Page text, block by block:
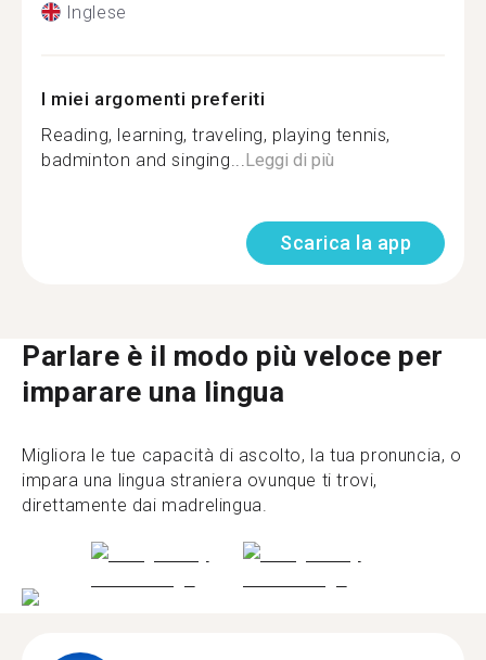
Inglese
I miei argomenti preferiti
Reading, learning, traveling, playing tennis,
badminton and singing... Leggi di più
Scarica la app
Parlare è il modo più veloce per
imparare una lingua
Migliora le tue capacità di ascolto, la tua pronuncia, o
impara una lingua straniera ovunque ti trovi,
direttamente dai madrelingua.